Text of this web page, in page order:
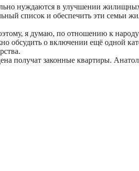
нуждаются в улучшении
список и обеспечить эти семьи
я думаю, по отношению к
обсудить о включении ещё одной
получат законные квартиры.